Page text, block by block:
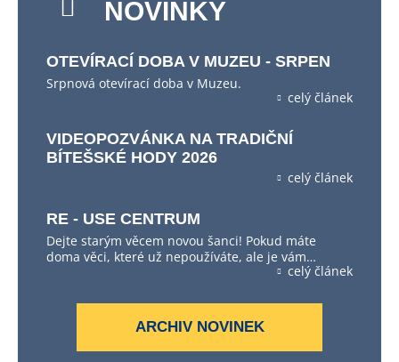
NOVINKY
OTEVÍRACÍ DOBA V MUZEU - SRPEN
Srpnová otevírací doba v Muzeu.
celý článek
VIDEOPOZVÁNKA NA TRADIČNÍ
BÍTEŠSKÉ HODY 2026
celý článek
RE - USE CENTRUM
Dejte starým věcem novou šanci! Pokud máte
doma věci, které už nepoužíváte, ale je vám…
celý článek
ARCHIV NOVINEK